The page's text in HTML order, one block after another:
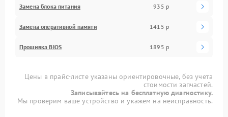
Замена блока питания 935 р
Замена оперативной памяти 1415 р
Прошивка BIOS 1895 р
Цены в прайс-листе указаны ориентировочные, без учета
стоимости запчастей.
Записывайтесь на бесплатную диагностику.
Мы проверим ваше устройство и укажем на неисправность.